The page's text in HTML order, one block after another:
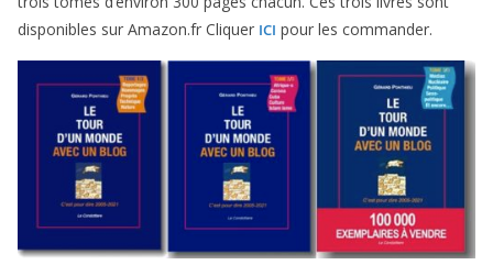
dis­po­nibles sur Amazon​.fr Cliquer ICI pour les commander.